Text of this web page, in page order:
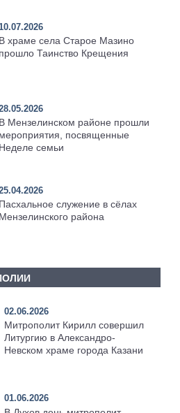
10.07.2026
В храме села Старое Мазино
прошло Таинство Крещения
В Мензелинском районе прошли
мероприятия, посвященные
Неделе семьи
Пасхальное служение в сёлах
Мензелинского района
02.06.2026
Митрополит Кирилл совершил
Литургию в Александро-
Невском храме города Казани
01.06.2026